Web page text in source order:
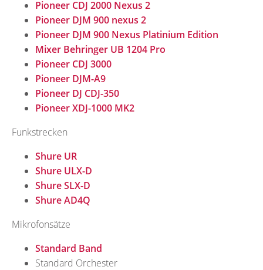
Pioneer CDJ 2000 Nexus 2
Pioneer DJM 900 nexus 2
Pioneer DJM 900 Nexus Platinium Edition
Mixer Behringer UB 1204 Pro
Pioneer CDJ 3000
Pioneer DJM-A9
Pioneer DJ CDJ-350
Pioneer XDJ-1000 MK2
Funkstrecken
Shure UR
Shure ULX-D
Shure SLX-D
Shure AD4Q
Mikrofonsätze
Standard Band
Standard Orchester